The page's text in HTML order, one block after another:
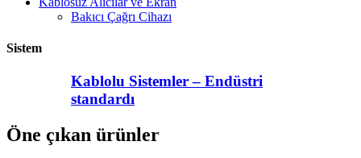
Bakıcı Çağrı Cihazı
Sistem
Kablolu Sistemler – Endüstri
standardı
Öne çıkan ürünler